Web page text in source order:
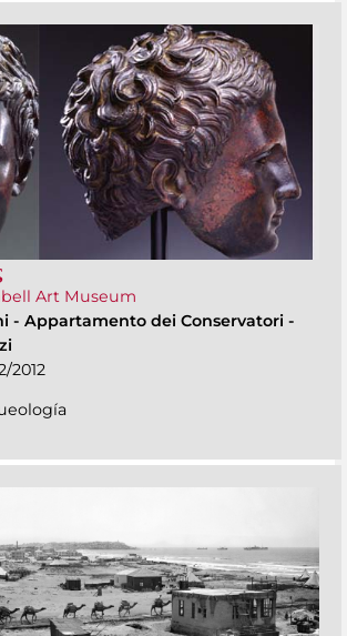
Art Museum
- Appartamento dei Conservatori -
2012